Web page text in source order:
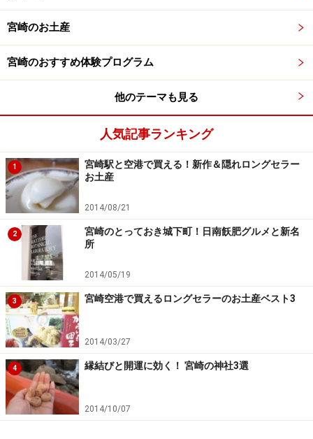
宮崎のお土産
宮崎のおすすめ体験プログラム
他のテーマも見る
人気記事ランキング
1
宮崎駅と空港で買える！新作＆隠れロングセラー
お土産
2014/08/21
2
宮崎のとっておき城下町！日南飫肥グルメと新名
所
2014/05/19
3 宮崎空港で買えるロングセラーのお土産ベスト3
2014/03/27
4 縁結びと開運に効く！ 宮崎の神社3選
2014/10/07